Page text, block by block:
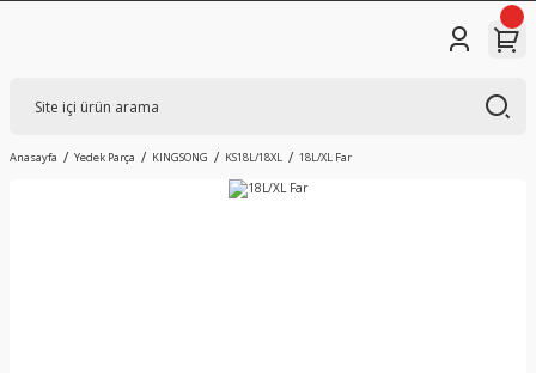
Anasayfa Yedek Parça KINGSONG KS18L/18XL 18L/XL Far